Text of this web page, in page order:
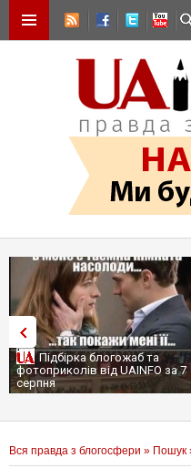
Підбірка блогожаб та
фотоприколів від UAINFO за 7
серпня
Вся правда з блогосфери » Пошук